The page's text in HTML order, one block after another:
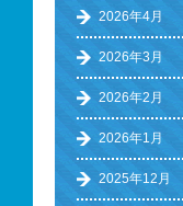
2026年4月
2026年3月
2026年2月
2026年1月
2025年12月